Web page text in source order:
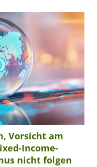
Vorsicht am
Income-
nicht folgen